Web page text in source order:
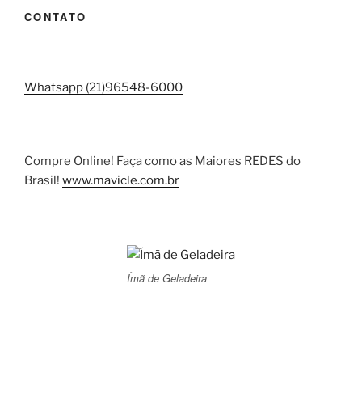
CONTATO
Whatsapp (21)96548-6000
Compre Online! Faça como as Maiores REDES do
Brasil! www.mavicle.com.br
Ímã de Geladeira